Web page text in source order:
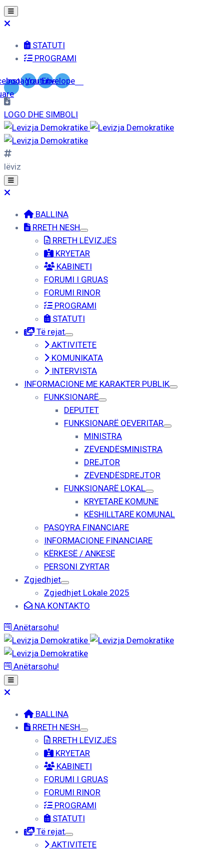
STATUTI
PROGRAMI
Instagram
YoutubeEnvelope
LOGO DHE SIMBOLI
lëviz
BALLINA
RRETH NESH
RRETH LËVIZJËS
KRYETAR
KABINETI
FORUMI I GRUAS
FORUMI RINOR
PROGRAMI
STATUTI
Të rejat
AKTIVITETE
KOMUNIKATA
INTERVISTA
INFORMACIONE ME KARAKTER PUBLIK
FUNKSIONARË
DEPUTET
FUNKSIONARË QEVERITAR
MINISTRA
ZËVENDËSMINISTRA
DREJTOR
ZËVENDËSDREJTOR
FUNKSIONARË LOKAL
KRYETARË KOMUNE
KËSHILLTARË KOMUNAL
PASQYRA FINANCIARE
INFORMACIONE FINANCIARE
KËRKESË / ANKESË
PERSONI ZYRTAR
Zgjedhjet
Zgjedhjet Lokale 2025
NA KONTAKTO
Anëtarsohu!
Anëtarsohu!
BALLINA
RRETH NESH
RRETH LËVIZJËS
KRYETAR
KABINETI
FORUMI I GRUAS
FORUMI RINOR
PROGRAMI
STATUTI
Të rejat
AKTIVITETE